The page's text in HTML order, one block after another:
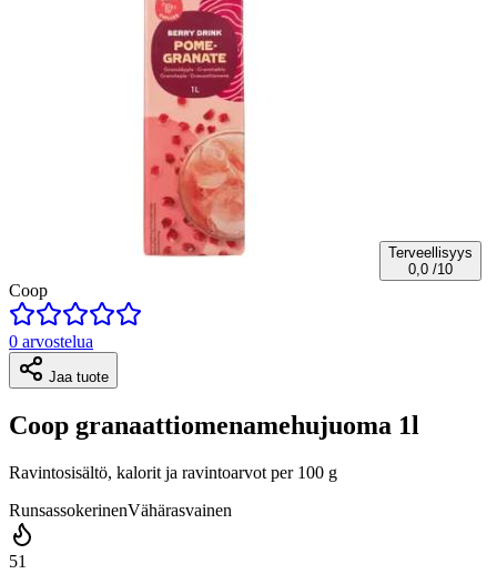
Terveellisyys
0,0 /10
Coop
0 arvostelua
Jaa tuote
Coop granaattiomenamehujuoma 1l
Ravintosisältö, kalorit ja ravintoarvot per 100 g
RunsassokerinenVähärasvainen
51